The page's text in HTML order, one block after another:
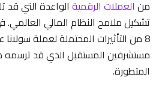
من العملات الرقمية الواعدة التي
تشكيل ملامح النظام المالي العالمي.
8 من التأثيرات المحتملة لعملة
مستشرفين المستقبل الذي قد ترسمه
المتطورة.